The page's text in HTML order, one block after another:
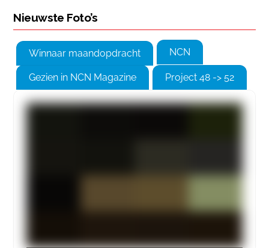
Nieuwste Foto’s
Winnaar maandopdracht NCN
Gezien in NCN Magazine Project 48 -> 52